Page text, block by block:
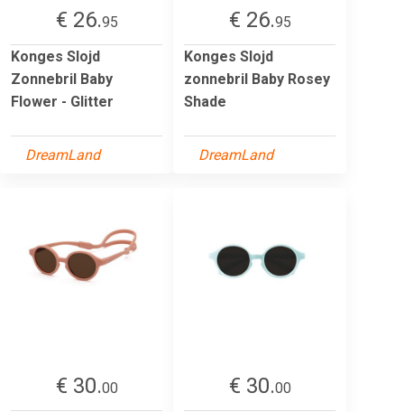
€ 26.95
Konges Slojd
Zonnebril Baby
Flower - Glitter
DreamLand
€ 26.95
Konges Slojd
zonnebril Baby Rosey
Shade
DreamLand
€ 30.00
€ 30.00